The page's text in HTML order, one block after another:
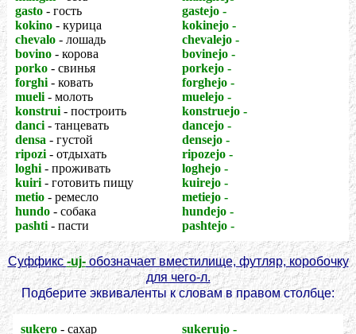
gasto - гость
kokino - курица
chevalo - лошадь
bovino - корова
porko - свинья
forghi - ковать
mueli - молоть
konstrui - построить
danci - танцевать
densa - густой
ripozi - отдыхать
loghi - проживать
kuiri - готовить пищу
metio - ремесло
hundo - собака
pashti - пасти
gastejo -
kokinejo -
chevalejo -
bovinejo -
porkejo -
forghejo -
muelejo -
konstruejo -
dancejo -
densejo -
ripozejo -
loghejo -
kuirejo -
metiejo -
hundejo -
pashtejo -
Суффикс-uj-обозначает вместилище, футляр, коробочку
для чего-л.
Подберите эквиваленты к словам в правом столбце:
sukero - сахар
sukerujo -